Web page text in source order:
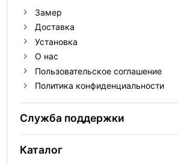
Замер
Доставка
Установка
О нас
Пользовательское соглашение
Политика конфиденциальности
Служба поддержки
Каталог